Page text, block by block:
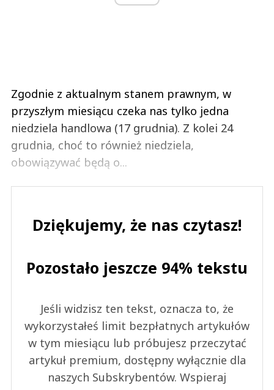
Zgodnie z aktualnym stanem prawnym, w
przyszłym miesiącu czeka nas tylko jedna
niedziela handlowa (17 grudnia). Z kolei 24
grudnia, choć to również niedziela,
obowiązywać będą o...
Dziękujemy, że nas czytasz!
Pozostało jeszcze 94% tekstu
Jeśli widzisz ten tekst, oznacza to, że
wykorzystałeś limit bezpłatnych artykułów
w tym miesiącu lub próbujesz przeczytać
artykuł premium, dostępny wyłącznie dla
naszych Subskrybentów. Wspieraj